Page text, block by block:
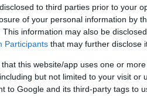
to third parties prior to your
of your personal information by
This information may also be
Participants that may further disclose
that this website/app uses one or
but not limited to your visit or
to Google and its third-party tags to
cliccandoqui
nella sezioneLogindal